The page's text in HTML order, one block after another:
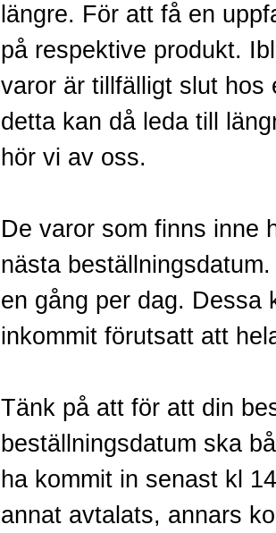
längre. För att få en
på respektive produkt.
varor är tillfälligt slut hos
detta kan då leda till
hör vi av oss.
De varor som finns inne
nästa
en gång per dag. Dessa
inkommit förutsatt att
Tänk på att för att din
beställningsdatum ska
ha kommit in senast kl
annat avtalats, annars